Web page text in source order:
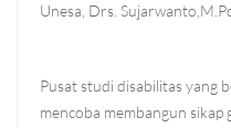
Unesa, Drs.
Pusat studi disabilitas yang
mencoba membangun